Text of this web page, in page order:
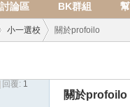
討論區 BK群組
小一選校 關於profoilo
回覆: 1
關於profoilo